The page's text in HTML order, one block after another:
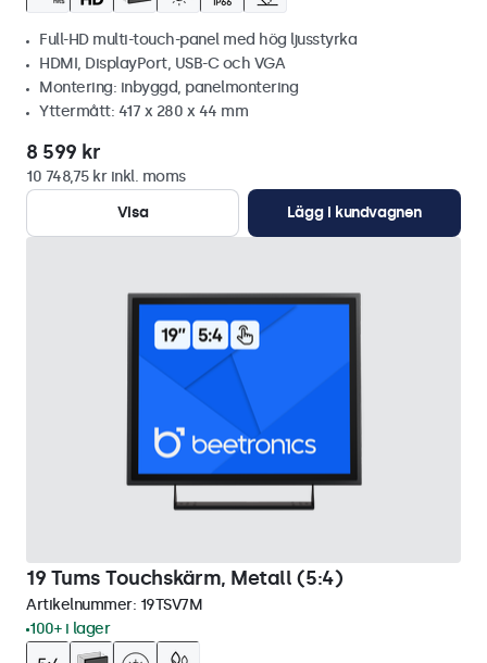
Full-HD multi-touch-panel med hög ljusstyrka
HDMI, DisplayPort, USB-C och VGA
Montering: inbyggd, panelmontering
Yttermått: 417 x 280 x 44 mm
8 599 kr
10 748,75 kr inkl. moms
Visa
Lägg i kundvagnen
19 Tums Touchskärm, Metall (5:4)
Artikelnummer: 19TSV7M
100+ i lager